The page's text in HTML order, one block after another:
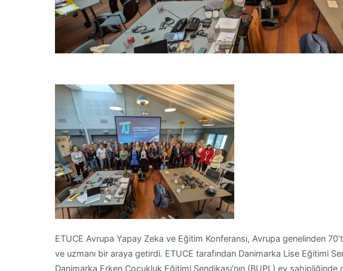
ETUCE Avrupa Yapay Zeka ve Eğitim Konferansı, Avrupa genelinden
ve uzmanı bir araya getirdi. ETUCE tarafından Danimarka Lise Eğitimi
Danimarka Erken Çocukluk Eğitimi Sendikası’nın (BUPL) ev